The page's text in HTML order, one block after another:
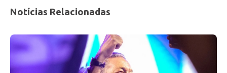
Notícias Relacionadas